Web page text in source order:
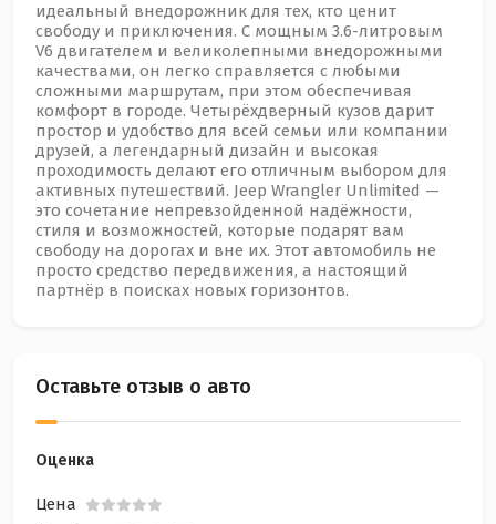
идеальный внедорожник для тех, кто ценит
свободу и приключения. С мощным 3.6-литровым
V6 двигателем и великолепными внедорожными
качествами, он легко справляется с любыми
сложными маршрутам, при этом обеспечивая
комфорт в городе. Четырёхдверный кузов дарит
простор и удобство для всей семьи или компании
друзей, а легендарный дизайн и высокая
проходимость делают его отличным выбором для
активных путешествий. Jeep Wrangler Unlimited —
это сочетание непревзойденной надёжности,
стиля и возможностей, которые подарят вам
свободу на дорогах и вне их. Этот автомобиль не
просто средство передвижения, а настоящий
партнёр в поисках новых горизонтов.
Оставьте отзыв о авто
Оценка
Цена